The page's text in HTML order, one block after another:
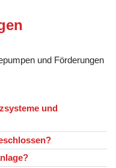
und Förderungen
und